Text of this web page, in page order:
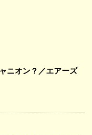
ニオン？／エアーズ